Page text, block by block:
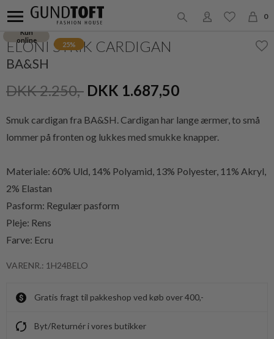
0
Kun
online
25%
ELONI STRIK CARDIGAN
BA&SH
DKK 2.250,- DKK 1.687,50
Smuk cardigan fra BA&SH. Cardigan har lange ærmer, to små
lommer på fronten og lukkes med smukke knapper.
Materiale: 60% Uld, 14% Polyamid, 13% Polyester, 11% Akryl,
2% Elastan
Pasform: Regulær pasform
Pleje: Rens
Farve: Ecru
VARENR.: 1H24BELO
Gratis fragt til pakkeshop ved køb over 400,-
Byt/Returnér i vores butikker